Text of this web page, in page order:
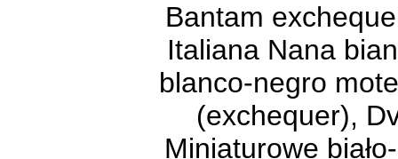
Bantam
Italiana Nana
blanco-negro
(exchequer),
Miniaturowe